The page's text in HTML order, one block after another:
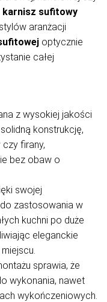
karnisz sufitowy
aranżacji
optycznie
całej
z wysokiej jakości
konstrukcję,
firany,
bez obaw o
swojej
zastosowania w
kuchni po duże
eleganckie
sprawia, że
wykonania, nawet
wykończeniowych.